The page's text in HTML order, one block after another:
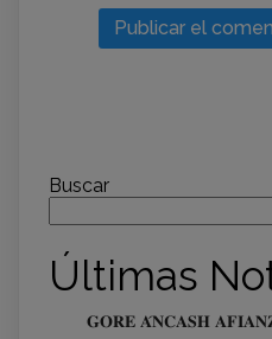
Buscar
Últimas
𝐆𝐎𝐑𝐄 𝐀́𝐍𝐂𝐀𝐒𝐇